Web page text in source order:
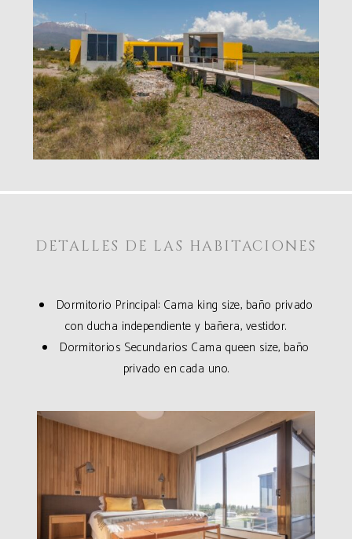
DETALLES DE LAS HABITACIONES
Dormitorio Principal: Cama king size, baño privado
con ducha independiente y bañera, vestidor.
Dormitorios Secundarios: Cama queen size, baño
privado en cada uno.